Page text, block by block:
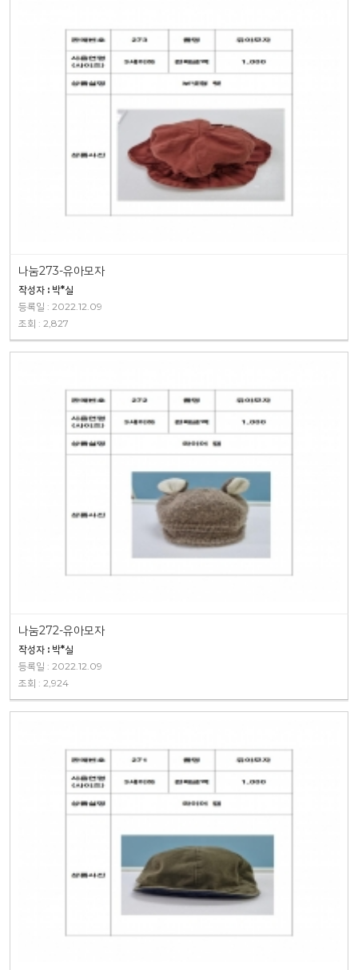
나눔273-유아모자
작성자 : 박*실
등록일 : 2022.12.09
조회 : 2,827
나눔272-유아모자
작성자 : 박*실
등록일 : 2022.12.09
조회 : 2,924